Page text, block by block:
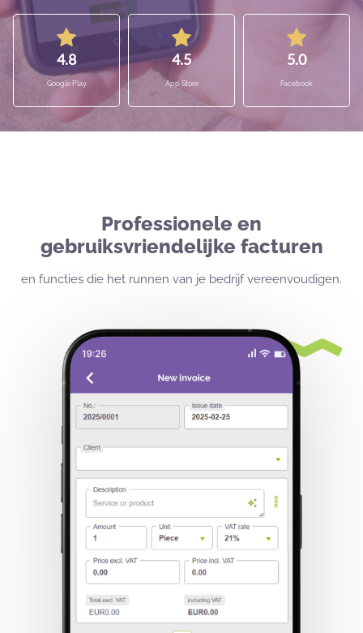
4.8
Google Play
4.5
App Store
5.0
Facebook
Professionele en
gebruiksvriendelijke facturen
en functies die het runnen van je bedrijf vereenvoudigen.